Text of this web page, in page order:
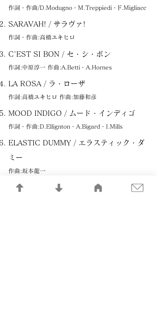
作詞・作曲/D.Modugno・M.Treppiedi・F.Migliacc
SARAVAH! / サラヴァ!
作詞・作曲:高橋ユキヒロ
C'EST SI BON / セ・シ・ボン
作詞:中原淳一 作曲:A.Betti・A.Hornes
LA ROSA / ラ・ローザ
作詞:高橋ユキヒロ 作曲:加藤和彦
MOOD INDIGO / ムード・インディゴ
作詞・作曲:D.Ellignton・A.Bigard・I.Mills
ELASTIC DUMMY / エラスティック・ダ
ミー
作曲:坂本龍一
SUNSET / サン・セット